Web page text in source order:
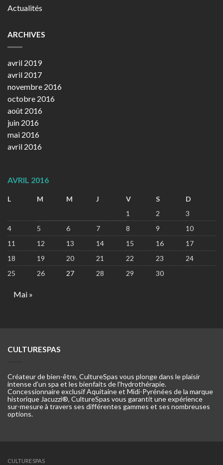
Actualités
ARCHIVES
avril 2019
avril 2017
novembre 2016
octobre 2016
août 2016
juin 2016
mai 2016
avril 2016
AVRIL 2016
L M M J V S
D
1
2
3
4
5 6 7 8 9
10
11
12 13 14 15 16
17
18
19 20 21 22 23
24
25
26 27 28 29 30
Mai »
CULTURESPAS
Créateur de bien-être, CultureSpas vous plonge dans le plaisir
intense d’un spa et les bienfaits de l’hydrothérapie.
Concessionnaire exclusif Aquitaine et Midi-Pyrénées de la marque
historique Jacuzzi®, CultureSpas vous garantit une expérience
sur-mesure à travers ses différentes gammes et ses nombreuses
options.
CULTURESPAS